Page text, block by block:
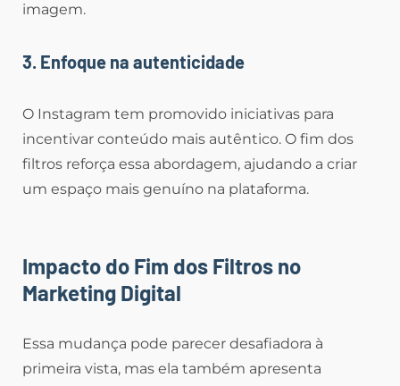
imagem.
3. Enfoque na autenticidade
O Instagram tem promovido iniciativas para
incentivar conteúdo mais autêntico. O fim dos
filtros reforça essa abordagem, ajudando a criar
um espaço mais genuíno na plataforma.
Impacto do Fim dos Filtros no
Marketing Digital
Essa mudança pode parecer desafiadora à
primeira vista, mas ela também apresenta